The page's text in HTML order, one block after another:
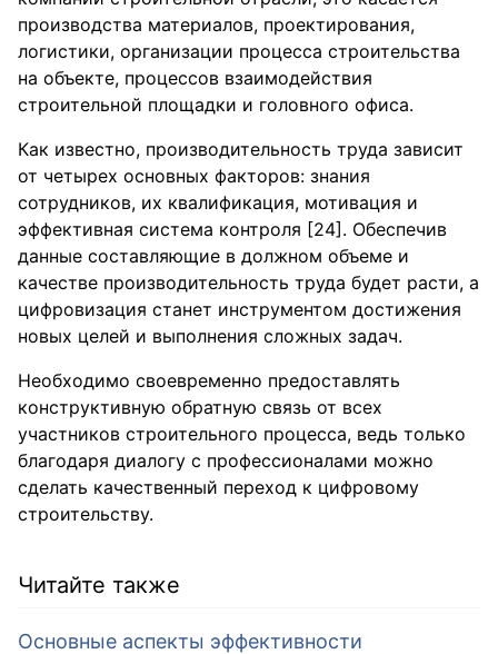
производства материалов, проектирования,
логистики, организации процесса строительства
на объекте, процессов взаимодействия
строительной площадки и головного офиса.
Как известно, производительность труда зависит
от четырех основных факторов: знания
сотрудников, их квалификация, мотивация и
эффективная система контроля [24]. Обеспечив
данные составляющие в должном объеме и
качестве производительность труда будет расти, а
цифровизация станет инструментом достижения
новых целей и выполнения сложных задач.
Необходимо своевременно предоставлять
конструктивную обратную связь от всех
участников строительного процесса, ведь только
благодаря диалогу с профессионалами можно
сделать качественный переход к цифровому
строительству.
Читайте также
Основные аспекты эффективности